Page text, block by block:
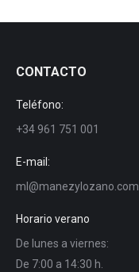
CONTACTO
Teléfono:
+34 961 751 001
E-mail:
ml@manezylozano.com
Horario verano
De lunes a viernes:
De 7:00 a 14:30 h.